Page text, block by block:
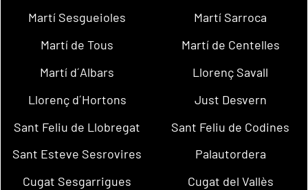
Martí Sesgueioles
Martí Sarroca
Martí de Tous
Martí de Centelles
Martí d´Albars
Llorenç Savall
Llorenç d´Hortons
Just Desvern
Sant Feliu de Llobregat
Sant Feliu de Codines
Sant Esteve Sesrovires
Palautordera
Cugat Sesgarrigues
Cugat del Vallès